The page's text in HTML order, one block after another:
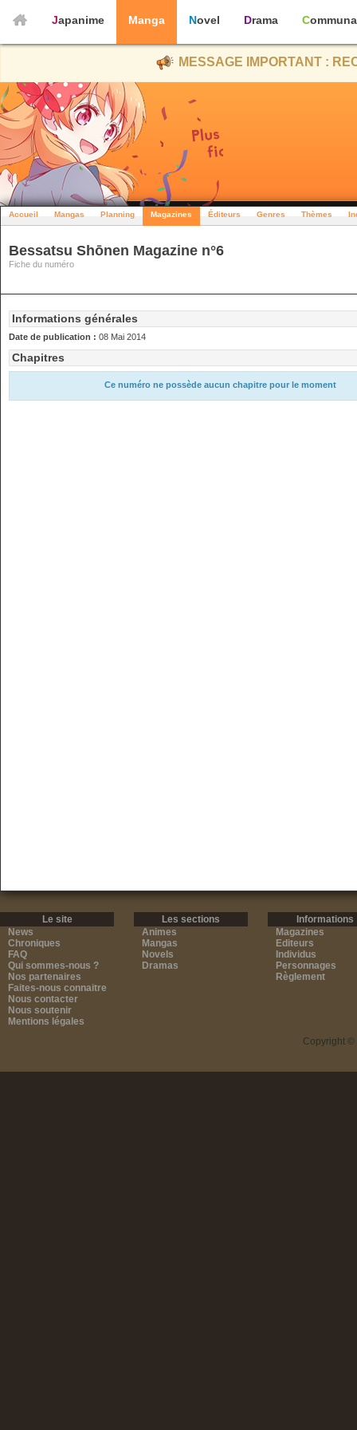
Japanime Manga Novel Drama
MESSAGE IMPORTANT :
Accueil Mangas Planning Magazines Éditeurs Genres Thèmes
Bessatsu Shōnen Magazine n°6
Fiche du numéro
Informations générales
Date de publication : 08 Mai 2014
Chapitres
Ce numéro ne possède aucun chapitre pour le moment
Le site
News
Chroniques
FAQ
Qui sommes-nous ?
Nos partenaires
Faites-nous connaitre
Nous contacter
Nous soutenir
Mentions légales
Les sections
Animes
Mangas
Novels
Dramas
Informations
Magazines
Editeurs
Individus
Personnages
Règlement
Copyright ©